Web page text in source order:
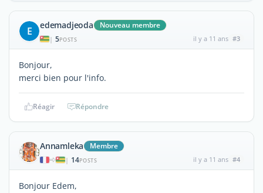
E edemadjeoda Nouveau membre
| 5POSTS il y a 11 ans #3
Bonjour,
merci bien pour l'info.
Réagir Répondre
Annamleka Membre
| 14POSTS il y a 11 ans #4
Bonjour Edem,